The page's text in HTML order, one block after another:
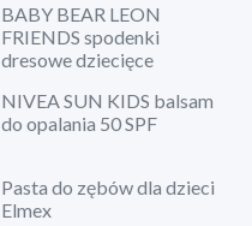
BABY BEAR LEON
FRIENDS spodenki
dresowe dziecięce
NIVEA SUN KIDS balsam
do opalania 50 SPF
Pasta do zębów dla dzieci
Elmex